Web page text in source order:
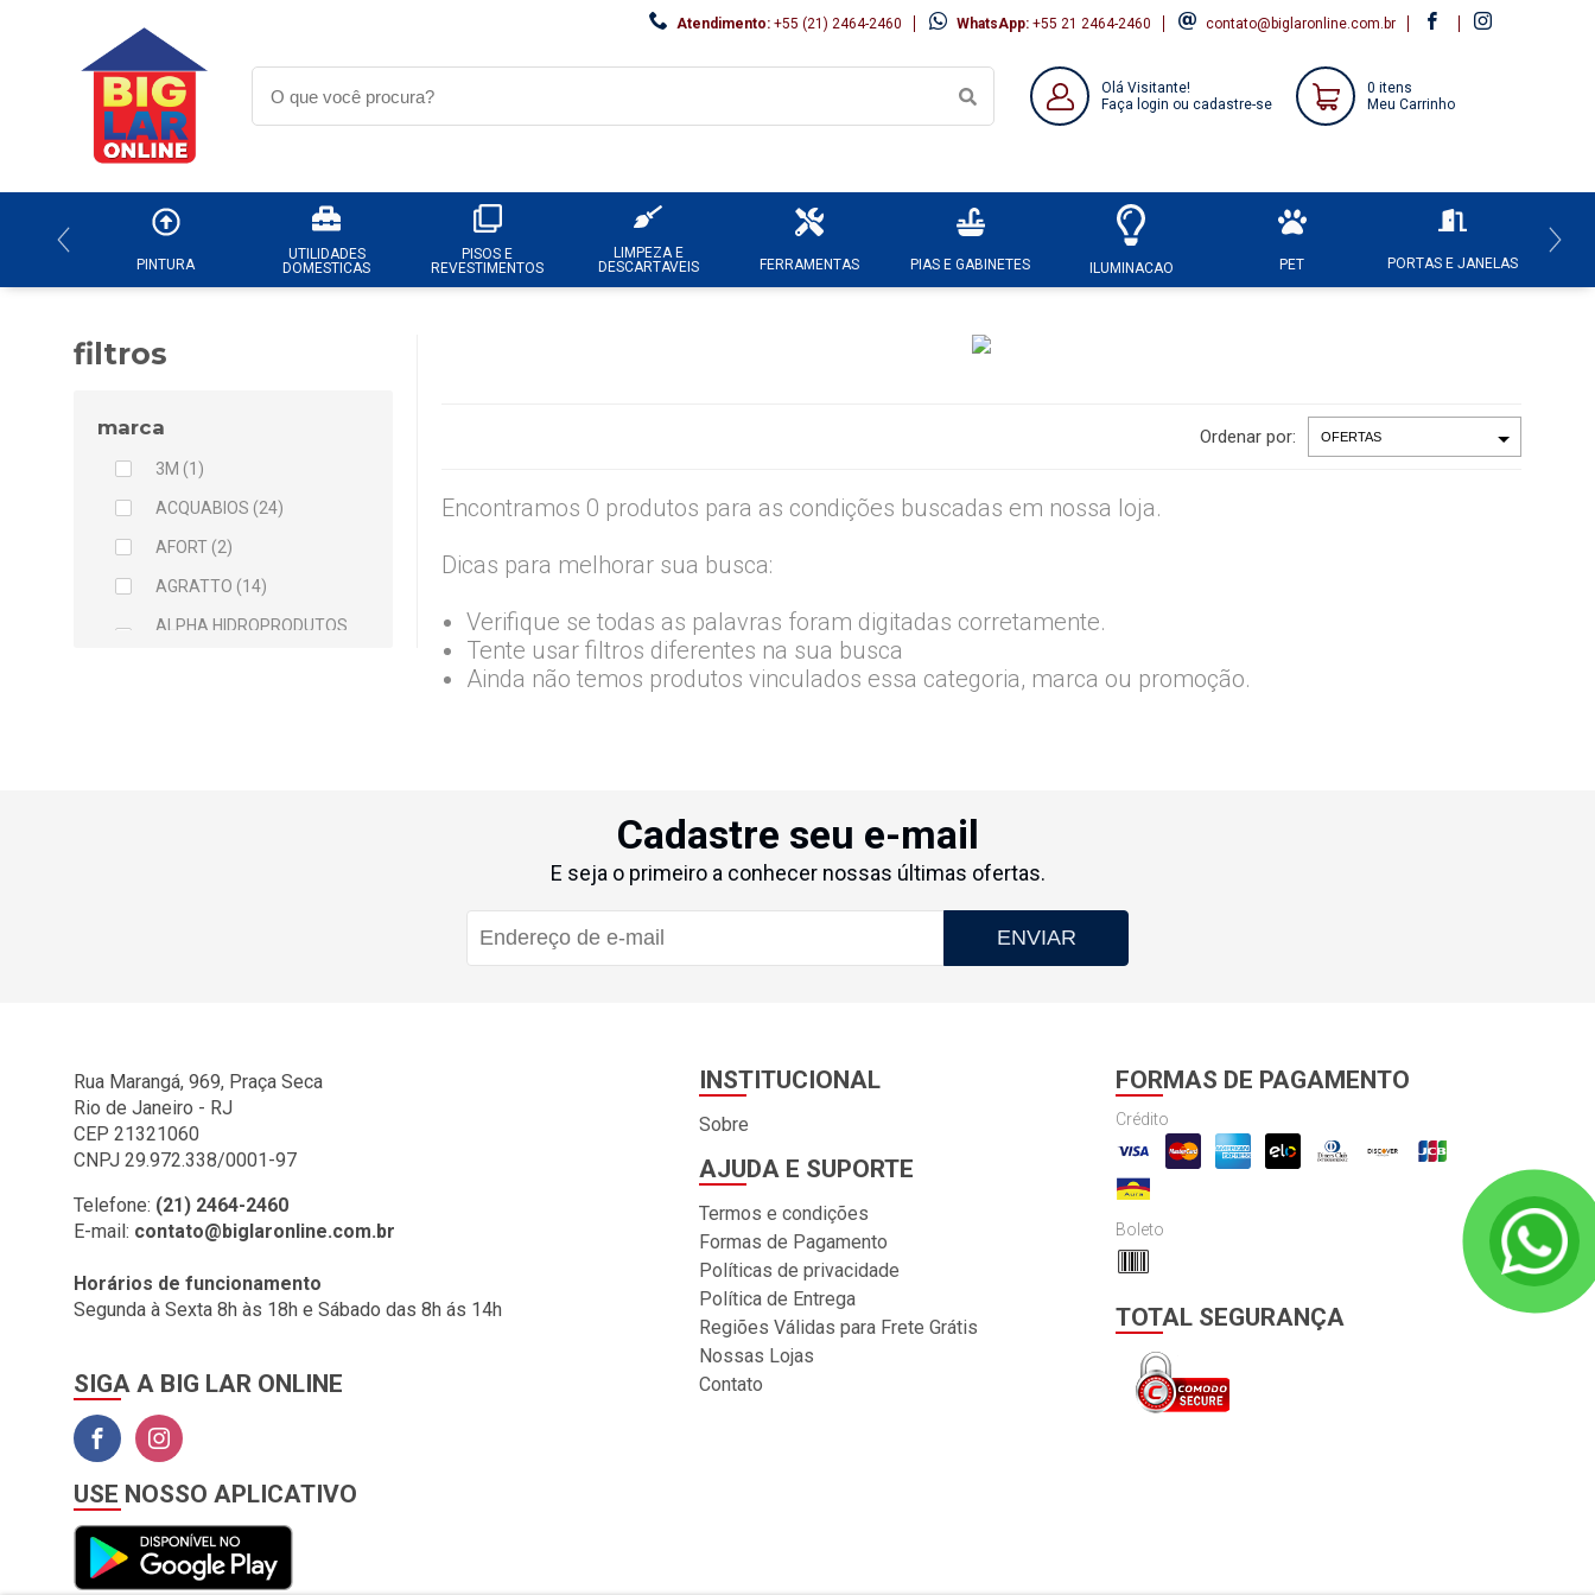
Atendimento: +55 (21) 2464-2460 WhatsApp: +55 21 2464-2460 contato@biglaronline.com.br
Olá Visitante!
Faça login ou cadastre-se
0 itens
Meu Carrinho
PINTURA
UTILIDADES
DOMESTICAS
PISOS E
REVESTIMENTOS
LIMPEZA E
DESCARTAVEIS
FERRAMENTAS PIAS E GABINETES ILUMINACAO PET PORTAS E JANELAS
filtros
marca
3M (1)
ACQUABIOS (24)
AFORT (2)
AGRATTO (14)
ALPHA HIDROPRODUTOS
BIG LAR (1)
BOMBRIL (2)
BOTAFOGO (3)
BRASILIT (1)
BRONZEARTE (4)
CERAL (35)
CLINCK COMERCIO DE
COLGATE (1)
COMEP (1)
CORTAG (1)
COZIMAX (63)
Ordenar por:
Encontramos 0 produtos para as condições buscadas em nossa loja.
Dicas para melhorar sua busca:
Verifique se todas as palavras foram digitadas corretamente.
Tente usar filtros diferentes na sua busca
Ainda não temos produtos vinculados essa categoria, marca ou promoção.
Cadastre seu e-mail
E seja o primeiro a conhecer nossas últimas ofertas.
ENVIAR
Rua Marangá, 969, Praça Seca
Rio de Janeiro - RJ
CEP 21321060
CNPJ 29.972.338/0001-97
Telefone: (21) 2464-2460
E-mail: contato@biglaronline.com.br
Horários de funcionamento
Segunda à Sexta 8h às 18h e Sábado das 8h ás 14h
SIGA A BIG LAR ONLINE
INSTITUCIONAL
Sobre
AJUDA E SUPORTE
Termos e condições
Formas de Pagamento
Políticas de privacidade
Política de Entrega
Regiões Válidas para Frete Grátis
Nossas Lojas
Contato
FORMAS DE PAGAMENTO
Crédito
Boleto
TOTAL SEGURANÇA
USE NOSSO APLICATIVO